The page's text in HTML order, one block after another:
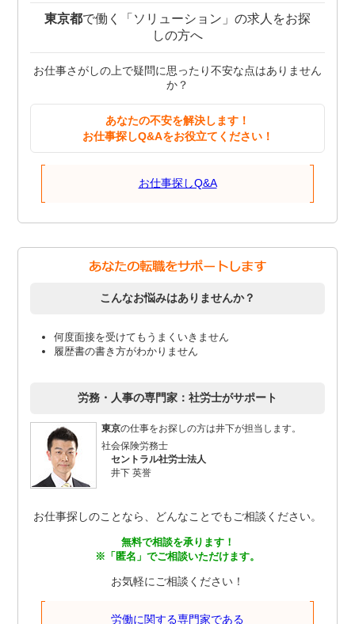
東京都で働く「ソリューション」の求人をお探
しの方へ
お仕事さがしの上で疑問に思ったり不安な点はありません
か？
あなたの不安を解決します！
お仕事探しQ&Aをお役立てください！
お仕事探しQ&A
こんなお悩みはありませんか？
何度面接を受けてもうまくいきません
履歴書の書き方がわかりません
労務・人事の専門家：社労士がサポート
東京の仕事をお探しの方は井下が担当します。
社会保険労務士
セントラル社労士法人
井下 英誉
お仕事探しのことなら、どんなことでもご相談ください。
無料で相談を承ります！
※「匿名」でご相談いただけます。
お気軽にご相談ください！
労働に関する専門家である